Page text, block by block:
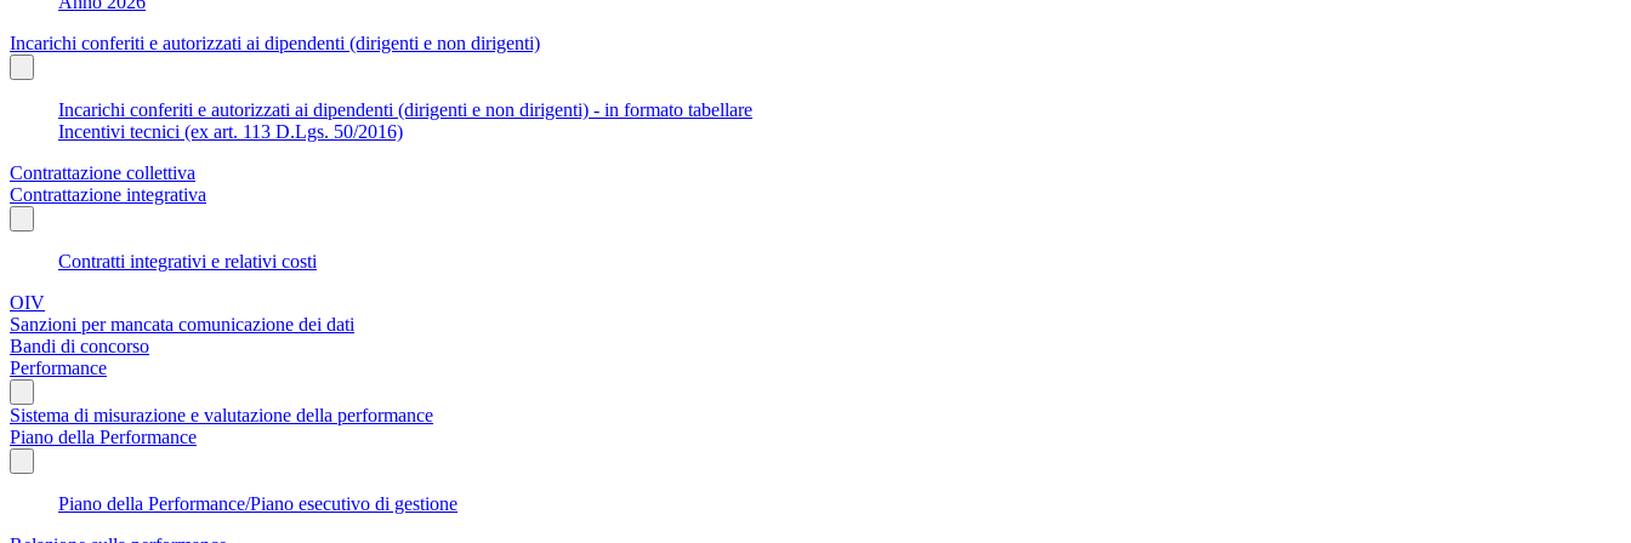
Incarichi conferiti e autorizzati ai dipendenti (dirigenti e non dirigenti)
Incarichi conferiti e autorizzati ai dipendenti (dirigenti e non dirigenti) - in formato tabellare
Incentivi tecnici (ex art. 113 D.Lgs. 50/2016)
Contrattazione collettiva
Contrattazione integrativa
Contratti integrativi e relativi costi
OIV
Sanzioni per mancata comunicazione dei dati
Bandi di concorso
Performance
Sistema di misurazione e valutazione della performance
Piano della Performance
Piano della Performance/Piano esecutivo di gestione